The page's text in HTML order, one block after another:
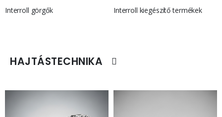
Interroll görgők Interroll kiegészítő termékek
HAJTÁSTECHNIKA